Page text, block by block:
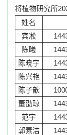
将植物研究所
姓名
宾凇
陈曦
陈晓宇
陈兴艳
陈子歆
董劭琼
范宇
郭素洁